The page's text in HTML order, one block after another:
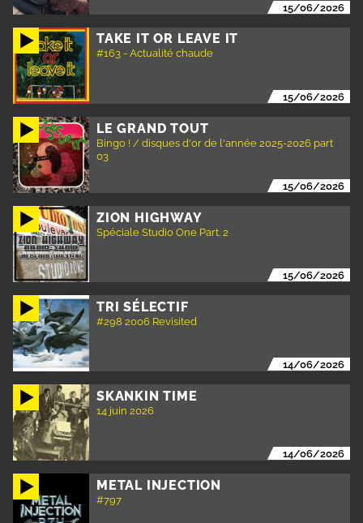
15/06/2026
TAKE IT OR LEAVE IT
#163 - Actualité chaude
15/06/2026
LE GRAND TOUT
Bingo ! / disques d'or de l'année 2025-2026 part
03
15/06/2026
ZION HIGHWAY
Spéciale Studio One Part. 2
15/06/2026
TRI SÉLECTIF
#298 2006 Revisited
14/06/2026
SKANKIN TIME
14 juin 2026
14/06/2026
METAL INJECTION
#797